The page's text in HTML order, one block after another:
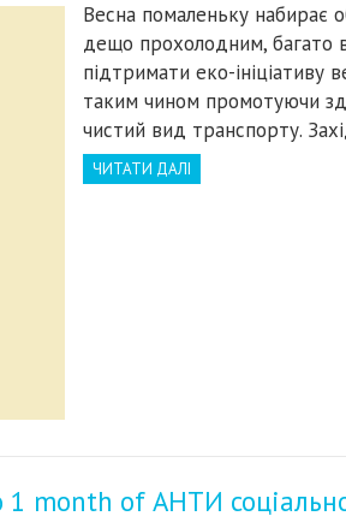
Весна помаленьку набирає
дещо прохолодним, багато
підтримати еко-ініціативу
таким чином промотуючи
чистий вид транспорту.
ЧИТАТИ ДАЛІ
1 month of АНТИ